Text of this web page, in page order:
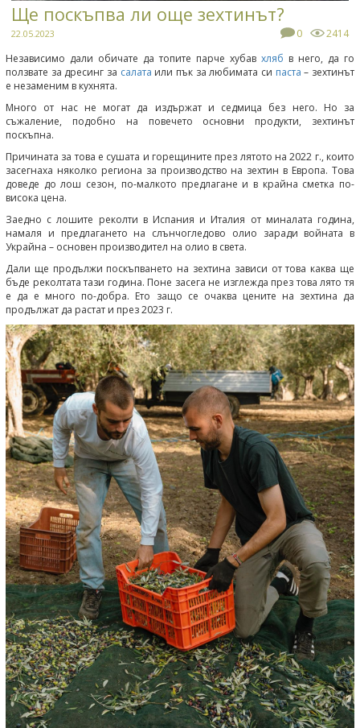
Ще поскъпва ли още зехтинът?
22.05.2023 0
2414
Независимо дали обичате да топите парче хубав хляб в него, да го
ползвате за дресинг за салата или пък за любимата си паста – зехтинът
е незаменим в кухнята.
Много от нас не могат да издържат и седмица без него. Но за
съжаление, подобно на повечето основни продукти, зехтинът
поскъпна.
Причината за това е сушата и горещините през лятото на 2022 г., които
засегнаха няколко региона за производство на зехтин в Европа. Това
доведе до лош сезон, по-малкото предлагане и в крайна сметка по-
висока цена.
Заедно с лошите реколти в Испания и Италия от миналата година,
намаля и предлагането на слънчогледово олио заради войната в
Украйна – основен производител на олио в света.
Дали ще продължи поскъпването на зехтина зависи от това каква ще
бъде реколтата тази година. Поне засега не изглежда през това лято тя
е да е много по-добра. Ето защо се очаква цените на зехтина да
продължат да растат и през 2023 г.